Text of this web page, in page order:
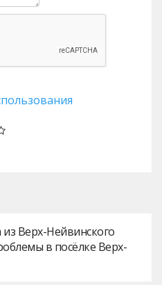
Верх-Нейвинского
в посёлке Верх-